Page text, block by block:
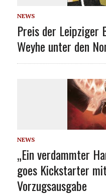
NEWS
Preis der Leipziger
Weyhe unter den
NEWS
„Ein verdammter
goes Kickstarter
Vorzugsausgabe